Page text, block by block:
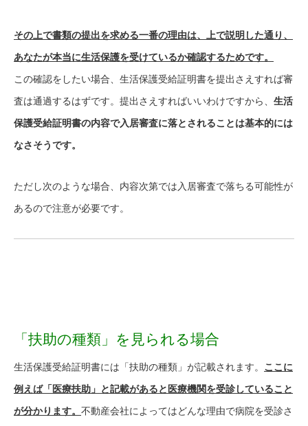
その上で書類の提出を求める一番の理由は、上で説明した通り、
あなたが本当に生活保護を受けているか確認するためです。
この確認をしたい場合、生活保護受給証明書を提出さえすれば審
査は通過するはずです。提出さえすればいいわけですから、 生活
保護受給証明書の内容で入居審査に落とされることは基本的には
なさそうです。
ただし次のような場合、内容次第では入居審査で落ちる可能性が
あるので注意が必要です。
「扶助の種類」を見られる場合
生活保護受給証明書には「扶助の種類」が記載されます。 ここに
例えば「医療扶助」と記載があると医療機関を受診していること
が分かります。 不動産会社によってはどんな理由で病院を受診さ